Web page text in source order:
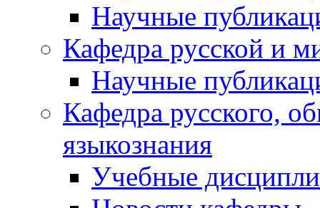
Научные
Кафедра русской и
Научные
Кафедра русского,
языкознания
Учебные